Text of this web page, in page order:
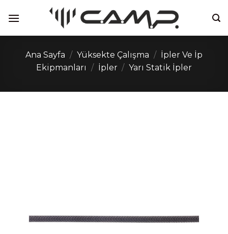
atla
Ana Sayfa / Yüksekte Çalışma / İpler Ve İp
Ekipmanları / İpler / Yarı Statik İpler